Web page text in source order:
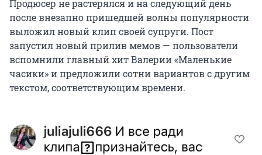
Продюсер не растерялся и на следующий день
после внезапно пришедшей волны популярности
выложил новый клип своей супруги. Пост
запустил новый прилив мемов — пользователи
вспомнили главный хит Валерии «Маленькие
часики» и предложили сотни вариантов с другим
текстом, соответствующим времени.